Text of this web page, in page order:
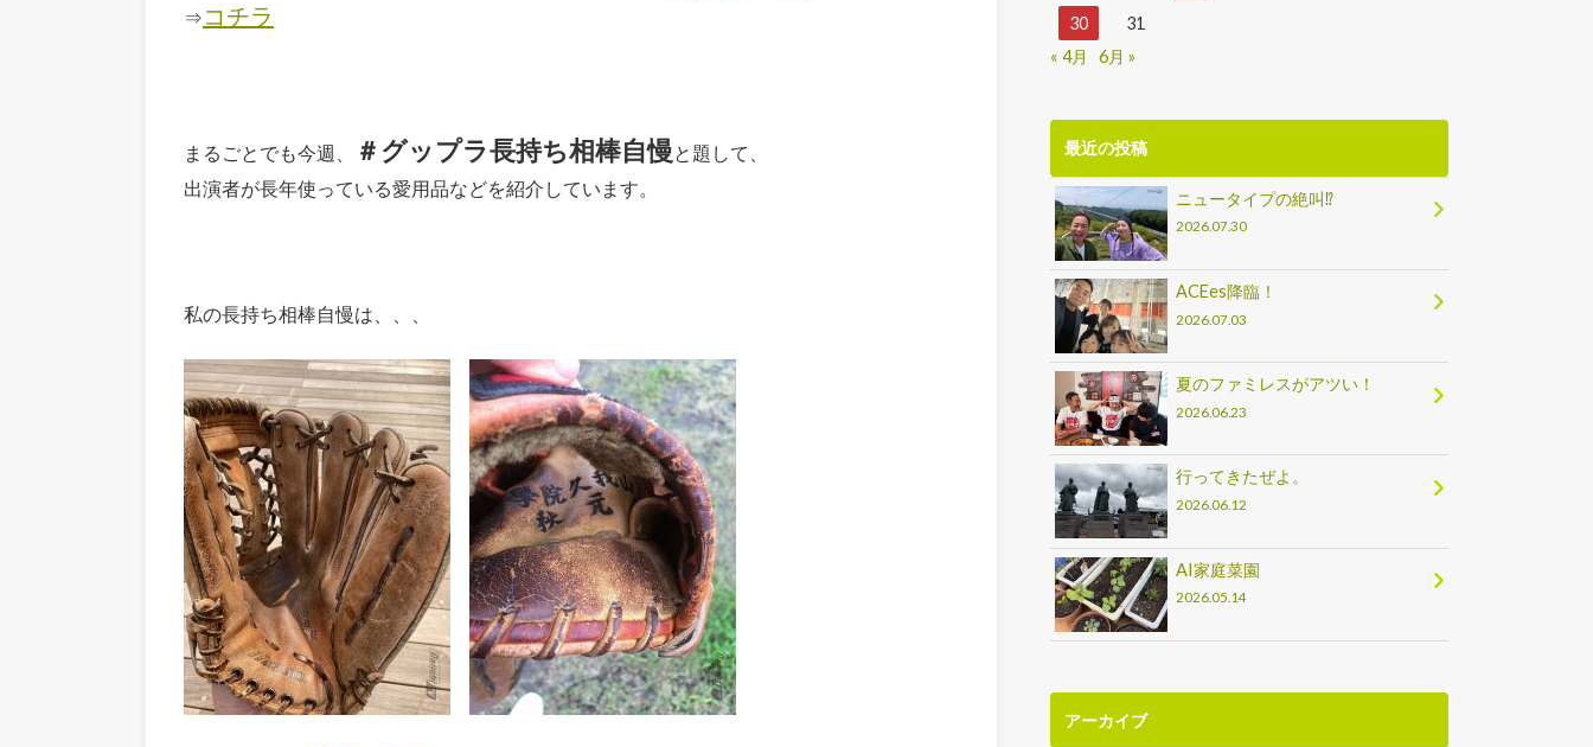
⇒ コチラ
まるごとでも今週、 ＃グップラ長持ち相棒自慢と題して、
出演者が長年使っている愛用品などを紹介しています。
私の長持ち相棒自慢は、、、
30
31
« 4月
6月 »
最近の投稿
ニュータイプの絶叫⁉
2026.07.30
ACEes降臨！
2026.07.03
夏のファミレスがアツい！
2026.06.23
行ってきたぜよ。
2026.06.12
AI家庭菜園
2026.05.14
アーカイブ